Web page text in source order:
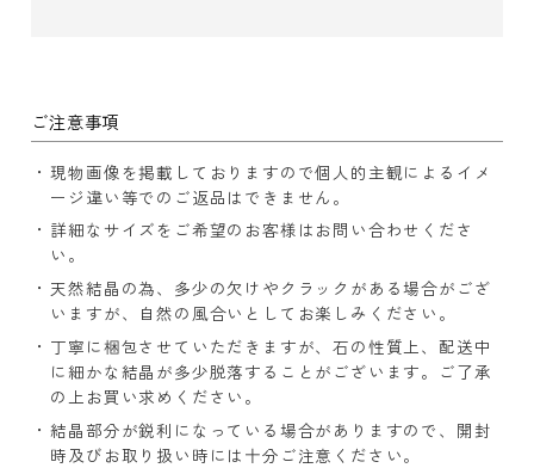
ご注意事項
現物画像を掲載しておりますので個人的主観によるイメ
ージ違い等でのご返品はできません。
詳細なサイズをご希望のお客様はお問い合わせくださ
い。
天然結晶の為、多少の欠けやクラックがある場合がござ
いますが、自然の風合いとしてお楽しみください。
丁寧に梱包させていただきますが、石の性質上、配送中
に細かな結晶が多少脱落することがございます。ご了承
の上お買い求めください。
結晶部分が鋭利になっている場合がありますので、開封
時及びお取り扱い時には十分ご注意ください。